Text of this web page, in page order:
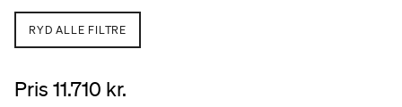
RYD ALLE FILTRE
Pris 11.710 kr.